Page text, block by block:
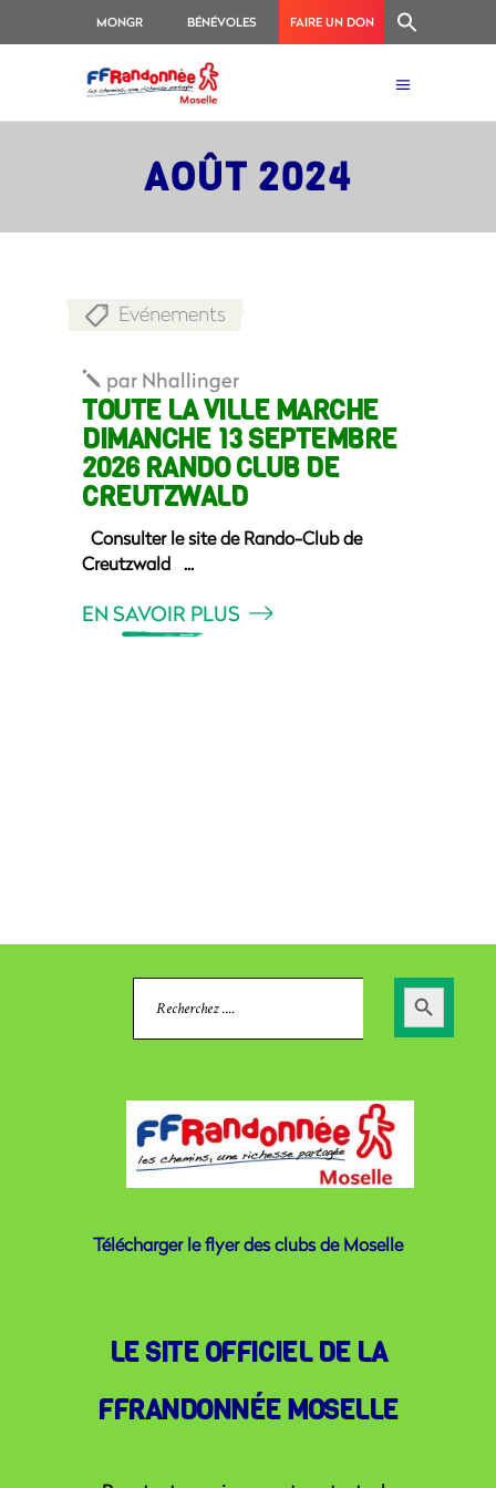
MONGR BÉNÉVOLES FAIRE UN DON
AOÛT 2024
Evénements
par Nhallinger
TOUTE LA VILLE MARCHE
DIMANCHE 13 SEPTEMBRE
2026 RANDO CLUB DE
CREUTZWALD
Consulter le site de Rando-Club de
Creutzwald
EN SAVOIR PLUS
Search
Search
Button
Télécharger le flyer des clubs de Moselle
LE SITE OFFICIEL DE LA
FFRANDONNÉE MOSELLE